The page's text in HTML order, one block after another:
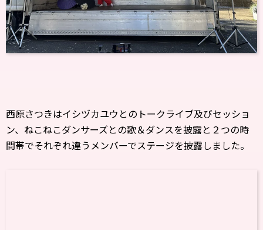
西原さつきはイシヅカユウとのトークライブ及びセッショ
ン、ねこねこダンサーズとの歌＆ダンスを披露と２つの時
間帯でそれぞれ違うメンバーでステージを披露しました。